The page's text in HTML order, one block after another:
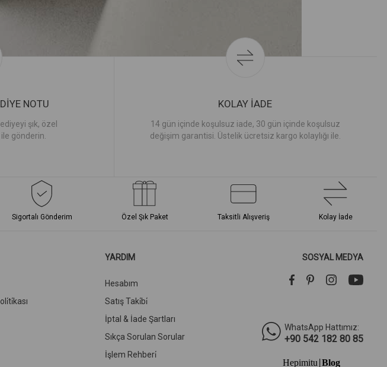
NOTU
şık, özel
gönderin.
KOLAY İADE
14 gün içinde koşulsuz iade, 30 gün içinde koşulsuz
değişim garantisi. Üstelik ücretsiz kargo kolaylığı ile.
Sigortalı Gönderim Özel Şık Paket Taksitli Alışveriş Kolay İade
YARDIM
Hesabım
Satış Taki̇bi̇
İptal & İade Şartları
Sıkça Sorulan Sorular
İşlem Rehberi̇
SOSYAL MEDYA
WhatsApp Hattımız:
+90 542 182 80 85
Hepimitu| Blog